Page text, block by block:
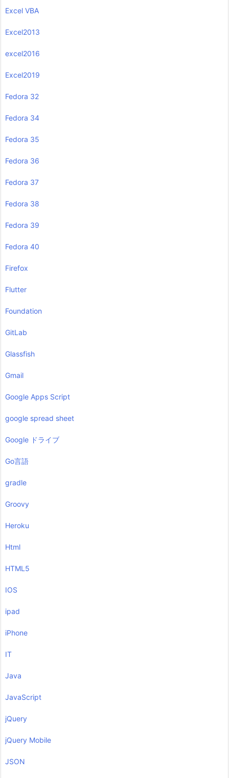
Excel VBA
Excel2013
excel2016
Excel2019
Fedora 32
Fedora 34
Fedora 35
Fedora 36
Fedora 37
Fedora 38
Fedora 39
Fedora 40
Firefox
Flutter
Foundation
GitLab
Glassfish
Gmail
Google Apps Script
google spread sheet
Google ドライブ
Go言語
gradle
Groovy
Heroku
Html
HTML5
IOS
ipad
iPhone
IT
Java
JavaScript
jQuery
jQuery Mobile
JSON